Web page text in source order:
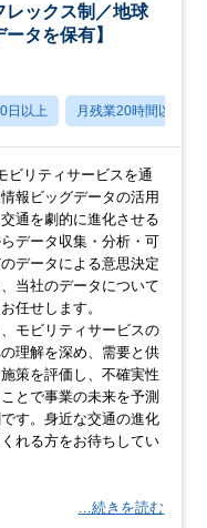
レックス制／地球
タを保有】
日以上 月残業20時間以内
リティサービスを通
報ビッグデータの活用
通を劇的に進化させる
データ収集・分析・可
データによる意思決定
当社のデータについて
任せします。
モビリティサービスの
理解を深め、需要と供
策を評価し、不確実性
とで事業の未来を予測
す。身近な交通の進化
れる方をお待ちしてい
…続きを読む